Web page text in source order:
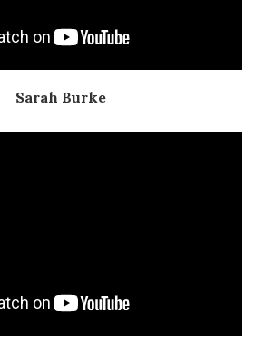
Sarah Burke